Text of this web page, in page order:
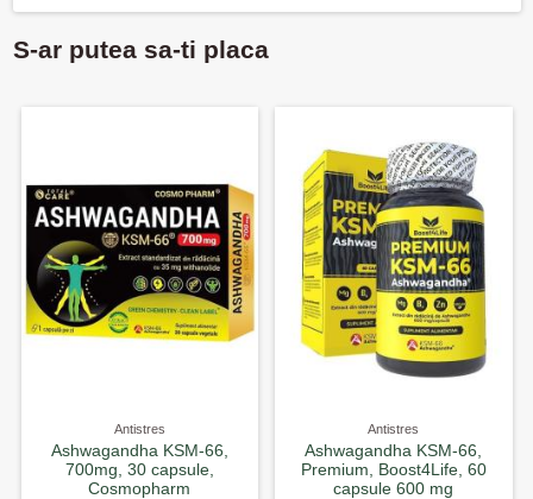
S-ar putea sa-ti placa
Antistres
Ashwagandha KSM-66,
700mg, 30 capsule,
Cosmopharm
Antistres
Ashwagandha KSM-66,
Premium, Boost4Life, 60
capsule 600 mg